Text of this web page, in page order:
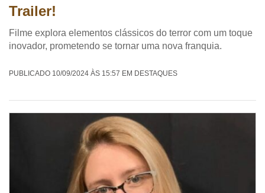
Trailer!
Filme explora elementos clássicos do terror com um toque
inovador, prometendo se tornar uma nova franquia.
PUBLICADO 10/09/2024 ÀS 15:57 EM DESTAQUES